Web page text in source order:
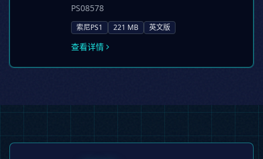
PS08578
索尼PS1 221 MB
英文版
查看详情